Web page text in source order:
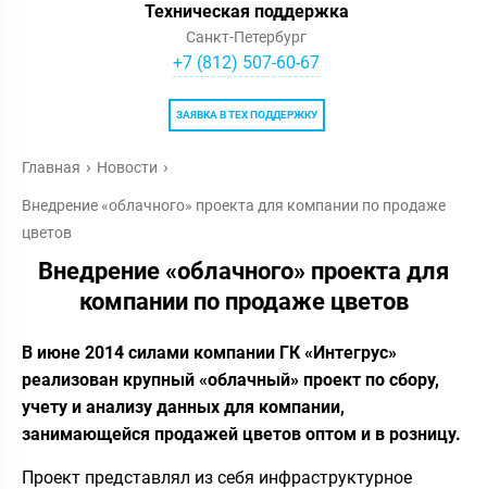
Техническая поддержка
Санкт-Петербург
+7 (812) 507-60-67
ЗАЯВКА В ТЕХ ПОДДЕРЖКУ
Главная Новости
Внедрение «облачного» проекта для компании по продаже
цветов
Внедрение «облачного» проекта для
компании по продаже цветов
В июне 2014 силами компании ГК «Интегрус»
реализован крупный «облачный» проект по сбору,
учету и анализу данных для компании,
занимающейся продажей цветов оптом и в розницу.
Проект представлял из себя инфраструктурное